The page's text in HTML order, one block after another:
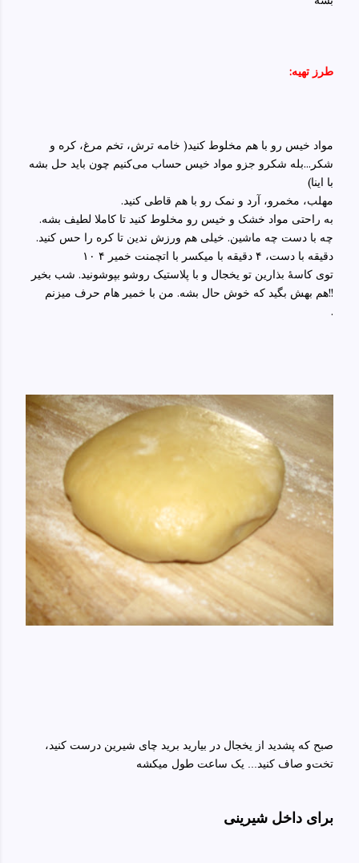
:طرز تهیه
مواد خیس رو با هم مخلوط کنید( خامه ترش، تخم مرغ، کره و
شکر...بله شکرو جزو مواد خیس حساب می‌کنیم چون باید حل بشه
با اینا)
مهلب، مخمرو، آرد و نمک رو با هم قاطی کنید.
به راحتی‌ مواد خشک و خیس رو مخلوط کنید تا کاملا لطیف بشه.
چه با دست چه ماشین. خیلی‌ هم ورزش ندین تا کره را حس کنید.
۱۰ ۴
دقیقه با دست، ۴ دقیقه با میکسر با اتچمنت خمیر
توی کاسهٔ بذارین تو یخجال و با پلاستیک روشو بپوشونید. شب بخیر
هم بهش بگید که خوش حال بشه. من با خمیر هام حرف میزنم!!
.
صبح که پشدید از یخجال در بیارید برید چای شیرین درست کنید،
تخت‌و صاف کنید... یک ساعت طول میکشه